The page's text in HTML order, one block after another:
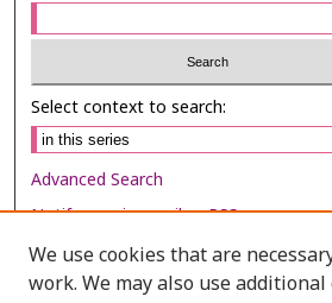
Select context to search:
Advanced Search
Notify me via email orRSS
Browse
We use cookies that are
work. We may also use